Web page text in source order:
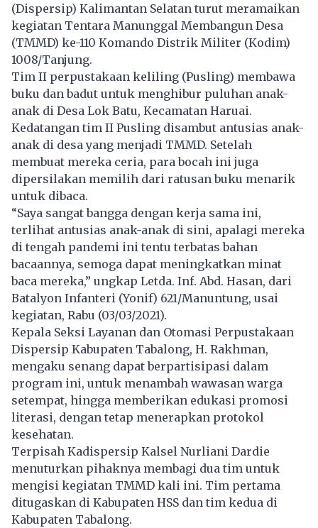
(Dispersip) Kalimantan Selatan turut meramaikan
kegiatan Tentara Manunggal Membangun Desa
(TMMD) ke-110 Komando Distrik Militer (Kodim)
1008/Tanjung.
Tim II perpustakaan keliling (Pusling) membawa
buku dan badut untuk menghibur puluhan anak-
anak di Desa Lok Batu, Kecamatan Haruai.
Kedatangan tim II Pusling disambut antusias anak-
anak di desa yang menjadi TMMD. Setelah
membuat mereka ceria, para bocah ini juga
dipersilakan memilih dari ratusan buku menarik
untuk dibaca.
“Saya sangat bangga dengan kerja sama ini,
terlihat antusias anak-anak di sini, apalagi mereka
di tengah pandemi ini tentu terbatas bahan
bacaannya, semoga dapat meningkatkan minat
baca mereka,” ungkap Letda. Inf. Abd. Hasan, dari
Batalyon Infanteri (Yonif) 621/Manuntung, usai
kegiatan, Rabu (03/03/2021).
Kepala Seksi Layanan dan Otomasi Perpustakaan
Dispersip Kabupaten Tabalong, H. Rakhman,
mengaku senang dapat berpartisipasi dalam
program ini, untuk menambah wawasan warga
setempat, hingga memberikan edukasi promosi
literasi, dengan tetap menerapkan protokol
kesehatan.
Terpisah Kadispersip Kalsel Nurliani Dardie
menuturkan pihaknya membagi dua tim untuk
mengisi kegiatan TMMD kali ini. Tim pertama
ditugaskan di Kabupaten HSS dan tim kedua di
Kabupaten Tabalong.